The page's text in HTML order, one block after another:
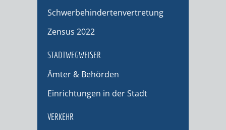
Schwerbehindertenvertretung
Zensus 2022
STADTWEGWEISER
Ämter & Behörden
Einrichtungen in der Stadt
VERKEHR